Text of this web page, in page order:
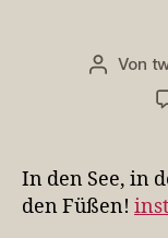
Von
In den See, in
den Füßen!